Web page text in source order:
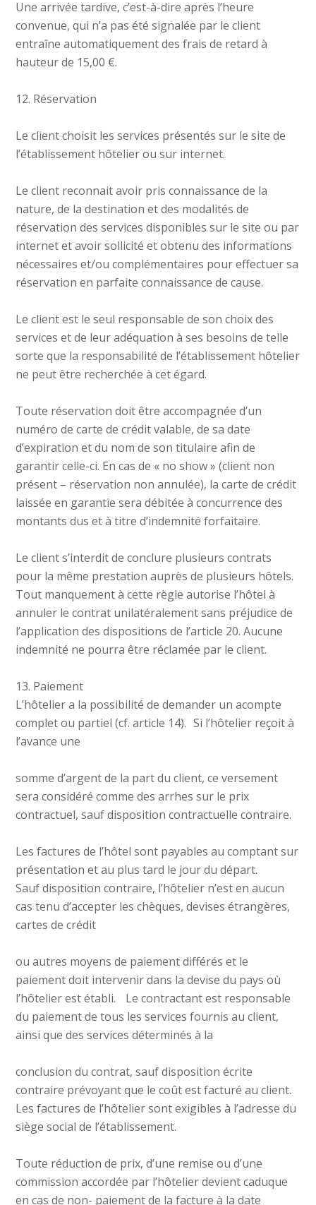
Une arrivée tardive, c’est-à-dire après l’heure
convenue, qui n’a pas été signalée par le client
entraîne automatiquement des frais de retard à
hauteur de 15,00 €.
12. Réservation
Le client choisit les services présentés sur le site de
l’établissement hôtelier ou sur internet.
Le client reconnait avoir pris connaissance de la
nature, de la destination et des modalités de
réservation des services disponibles sur le site ou par
internet et avoir sollicité et obtenu des informations
nécessaires et/ou complémentaires pour effectuer sa
réservation en parfaite connaissance de cause.
Le client est le seul responsable de son choix des
services et de leur adéquation à ses besoins de telle
sorte que la responsabilité de l’établissement hôtelier
ne peut être recherchée à cet égard.
Toute réservation doit être accompagnée d’un
numéro de carte de crédit valable, de sa date
d’expiration et du nom de son titulaire afin de
garantir celle-ci. En cas de « no show » (client non
présent – réservation non annulée), la carte de crédit
laissée en garantie sera débitée à concurrence des
montants dus et à titre d’indemnité forfaitaire.
Le client s’interdit de conclure plusieurs contrats
pour la même prestation auprès de plusieurs hôtels.
Tout manquement à cette règle autorise l’hôtel à
annuler le contrat unilatéralement sans préjudice de
l’application des dispositions de l’article 20. Aucune
indemnité ne pourra être réclamée par le client.
13. Paiement
L’hôtelier a la possibilité de demander un acompte
complet ou partiel (cf. article 14). Si l’hôtelier reçoit à
l’avance une
somme d’argent de la part du client, ce versement
sera considéré comme des arrhes sur le prix
contractuel, sauf disposition contractuelle contraire.
Les factures de l’hôtel sont payables au comptant sur
présentation et au plus tard le jour du départ.
Sauf disposition contraire, l’hôtelier n’est en aucun
cas tenu d’accepter les chèques, devises étrangères,
cartes de crédit
ou autres moyens de paiement différés et le
paiement doit intervenir dans la devise du pays où
l’hôtelier est établi. Le contractant est responsable
du paiement de tous les services fournis au client,
ainsi que des services déterminés à la
conclusion du contrat, sauf disposition écrite
contraire prévoyant que le coût est facturé au client.
Les factures de l’hôtelier sont exigibles à l’adresse du
siège social de l’établissement.
Toute réduction de prix, d’une remise ou d’une
commission accordée par l’hôtelier devient caduque
en cas de non- paiement de la facture à la date